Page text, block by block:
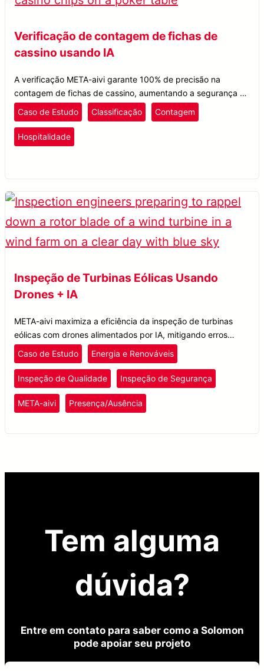
Verificação de contagem de fichas de
cassino usando IA
A verificação META-aivi garante 100% de precisão na
contagem de fichas de cassino, aumentando a segurança e
a eficiência do saque em um dos maiores cassinos da Ásia.
Caso de Estudo Classificação Contagem
Hospitalidade
Inspeção de Turbinas Eólicas Usando
Drones + IA
META-aivi maximiza a eficiência da inspeção de turbinas
eólicas com drones alimentados por IA, mitigando erros
humanos na manutenção de parques eólicos onshore e
offshore.
Caso de Estudo Energia e Renováveis
Inspeção de Qualidade Inspeção de Segurança
META-aivi Presença/Ausência
Tem alguma
dúvida?
Entre em contato para saber como a Solomon
pode apoiar seu projeto